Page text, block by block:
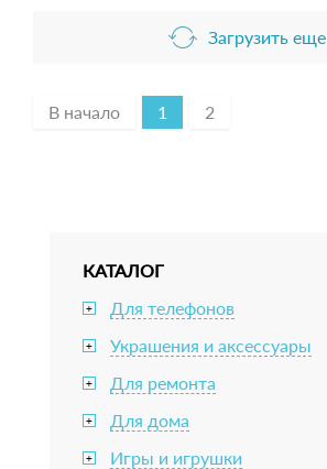
Загрузить еще
В начало 1 2
КАТАЛОГ
+ Для телефонов
+ Украшения и аксессуары
+ Для ремонта
+ Для дома
+ Игры и игрушки